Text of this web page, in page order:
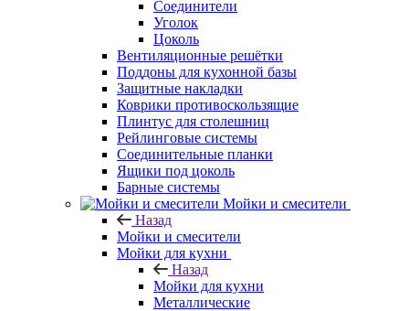
Соединители
Уголок
Цоколь
Вентиляционные решётки
Поддоны для кухонной базы
Защитные накладки
Коврики противоскользящие
Плинтус для столешниц
Рейлинговые системы
Соединительные планки
Ящики под цоколь
Барные системы
Мойки и смесители
Назад
Мойки и смесители
Мойки для кухни
Назад
Мойки для кухни
Металлические